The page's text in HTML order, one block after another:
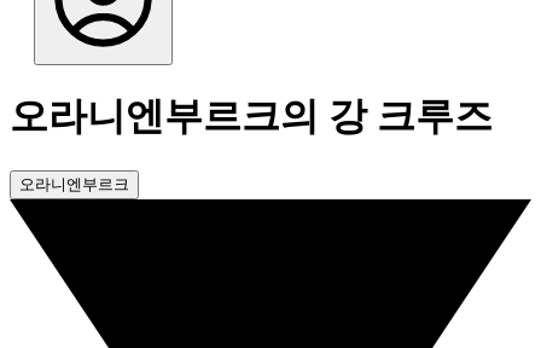
오라니엔부르크의 강 크루즈
오라니엔부르크